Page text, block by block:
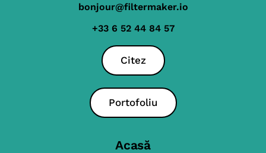
bonjour@filtermaker.io
+33 6 52 44 84 57
Citez
Portofoliu
Acasă